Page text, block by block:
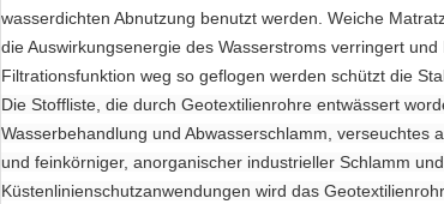
wasserdichten Abnutzung benutzt werden. Weiche
die Auswirkungsenergie des Wasserstroms verringert
Filtrationsfunktion weg so geflogen werden schützt die
Die Stoffliste, die durch Geotextilienrohre entwässert
Wasserbehandlung und Abwasserschlamm, verseuchtes
und feinkörniger, anorganischer industrieller Schlamm
Küstenlinienschutzanwendungen wird das